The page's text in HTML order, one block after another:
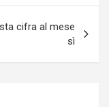
cifra al mese
sì